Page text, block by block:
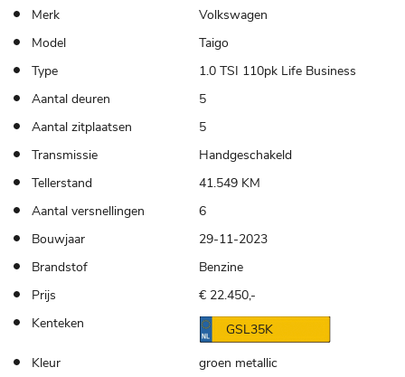
Merk
Volkswagen
Model
Taigo
Type
1.0 TSI 110pk Life Business
Aantal deuren
5
Aantal zitplaatsen
5
Transmissie
Handgeschakeld
Tellerstand
41.549 KM
Aantal versnellingen
6
Bouwjaar
29-11-2023
Brandstof
Benzine
Prijs
€ 22.450,-
Kenteken
GSL35K
Kleur
groen metallic